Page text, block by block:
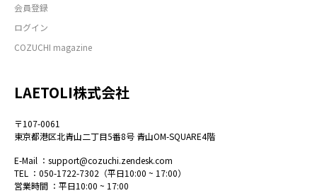
会員登録
ログイン
COZUCHI magazine
LAETOLI株式会社
〒107-0061
東京都港区北青山二丁目5番8号 青山OM-SQUARE4階
E-Mail ： support@cozuchi.zendesk.com
TEL ： 050-1722-7302 （平日10:00 ~ 17:00）
営業時間 ：平日10:00 ~ 17:00